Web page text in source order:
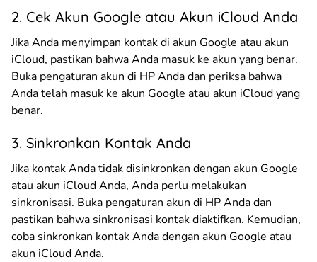
2. Cek Akun Google atau Akun iCloud Anda
Jika Anda menyimpan kontak di akun Google atau akun
iCloud, pastikan bahwa Anda masuk ke akun yang benar.
Buka pengaturan akun di HP Anda dan periksa bahwa
Anda telah masuk ke akun Google atau akun iCloud yang
benar.
3. Sinkronkan Kontak Anda
Jika kontak Anda tidak disinkronkan dengan akun Google
atau akun iCloud Anda, Anda perlu melakukan
sinkronisasi. Buka pengaturan akun di HP Anda dan
pastikan bahwa sinkronisasi kontak diaktifkan. Kemudian,
coba sinkronkan kontak Anda dengan akun Google atau
akun iCloud Anda.